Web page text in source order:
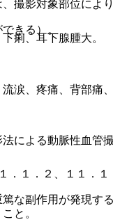
痢、耳下腺腫大。
涙、疼痛、背部痛、
１．２、１１．１
な副作用が発現す
撮影対象部位によ
きる）。
による動脈性血管
と。